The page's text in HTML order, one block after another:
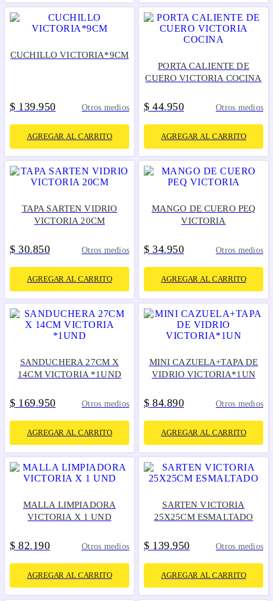
CUCHILLO VICTORIA*9CM
$ 139.950 Otros medios
AGREGAR AL CARRITO
PORTA CALIENTE DE
CUERO VICTORIA COCINA
$ 44.950 Otros medios
AGREGAR AL CARRITO
TAPA SARTEN VIDRIO
VICTORIA 20CM
$ 30.850 Otros medios
AGREGAR AL CARRITO
MANGO DE CUERO PEQ
VICTORIA
$ 34.950 Otros medios
AGREGAR AL CARRITO
SANDUCHERA 27CM X
14CM VICTORIA *1UND
$ 169.950 Otros medios
AGREGAR AL CARRITO
MINI CAZUELA+TAPA DE
VIDRIO VICTORIA*1UN
$ 84.890 Otros medios
AGREGAR AL CARRITO
MALLA LIMPIADORA
VICTORIA X 1 UND
$ 82.190 Otros medios
AGREGAR AL CARRITO
SARTEN VICTORIA
25X25CM ESMALTADO
$ 139.950 Otros medios
AGREGAR AL CARRITO